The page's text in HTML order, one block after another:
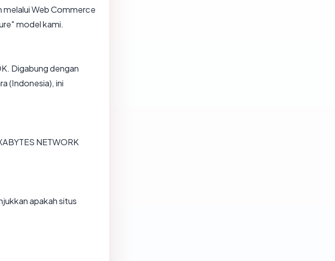
melalui Web Commerce
model kami.
Digabung dengan
(Indonesia), ini
NETWORK
apakah situs